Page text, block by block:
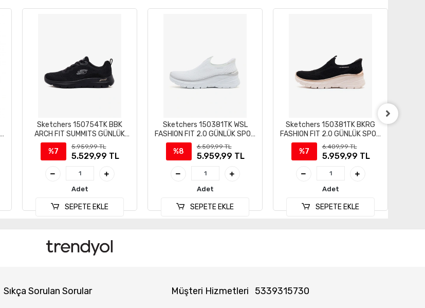
Sketchers 150754TK BBK
ARCH FIT SUMMITS GÜNLÜK
SPOR AYAKKABI
%7
5.959,99 TL
5.529,99 TL
Adet
SEPETE EKLE
Sketchers 150381TK WSL
FASHION FIT 2.0 GÜNLÜK SPOR
AYAKKABI
%8
6.509,99 TL
5.959,99 TL
Adet
SEPETE EKLE
Sketchers 150381TK BKRG
FASHION FIT 2.0 GÜNLÜK SPOR
AYAKKABI
%7
6.409,99 TL
5.959,99 TL
Adet
SEPETE EKLE
Sıkça Sorulan Sorular Müşteri Hizmetleri 5339315730